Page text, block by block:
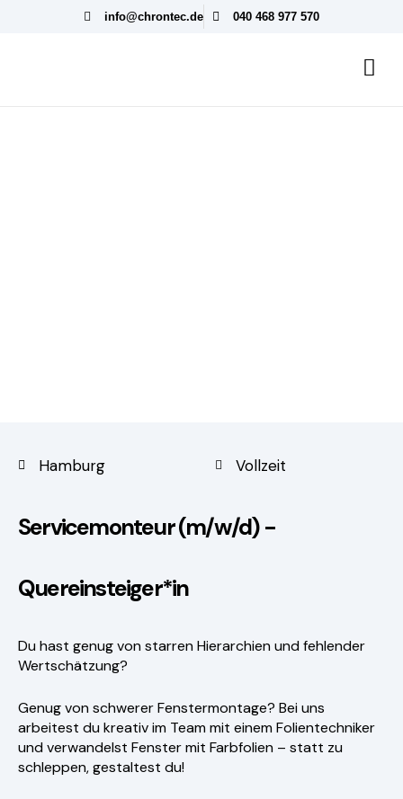
info@chrontec.de 040 468 977 570
Hamburg Vollzeit
Servicemonteur (m/w/d) -
Quereinsteiger*in
Du hast genug von starren Hierarchien und fehlender
Wertschätzung?
Genug von schwerer Fenstermontage? Bei uns
arbeitest du kreativ im Team mit einem Folientechniker
und verwandelst Fenster mit Farbfolien – statt zu
schleppen, gestaltest du!